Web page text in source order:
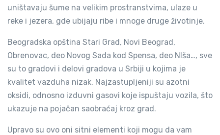
uništavaju šume na velikim prostranstvima, ulaze u
reke i jezera, gde ubijaju ribe i mnoge druge životinje.
Beogradska opština Stari Grad, Novi Beograd,
Obrenovac, deo Novog Sada kod Spensa, deo NIša…, sve
su to gradovi i delovi gradova u Srbiji u kojima je
kvalitet vazduha nizak. Najzastupljeniji su azotni
oksidi, odnosno izduvni gasovi koje ispuštaju vozila, što
ukazuje na pojačan saobraćaj kroz grad.
Upravo su ovo oni sitni elementi koji mogu da vam